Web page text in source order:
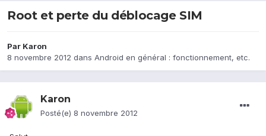
Root et perte du déblocage SIM
Par Karon
8 novembre 2012 dans Android en général : fonctionnement, etc.
Karon
Posté(e) 8 novembre 2012